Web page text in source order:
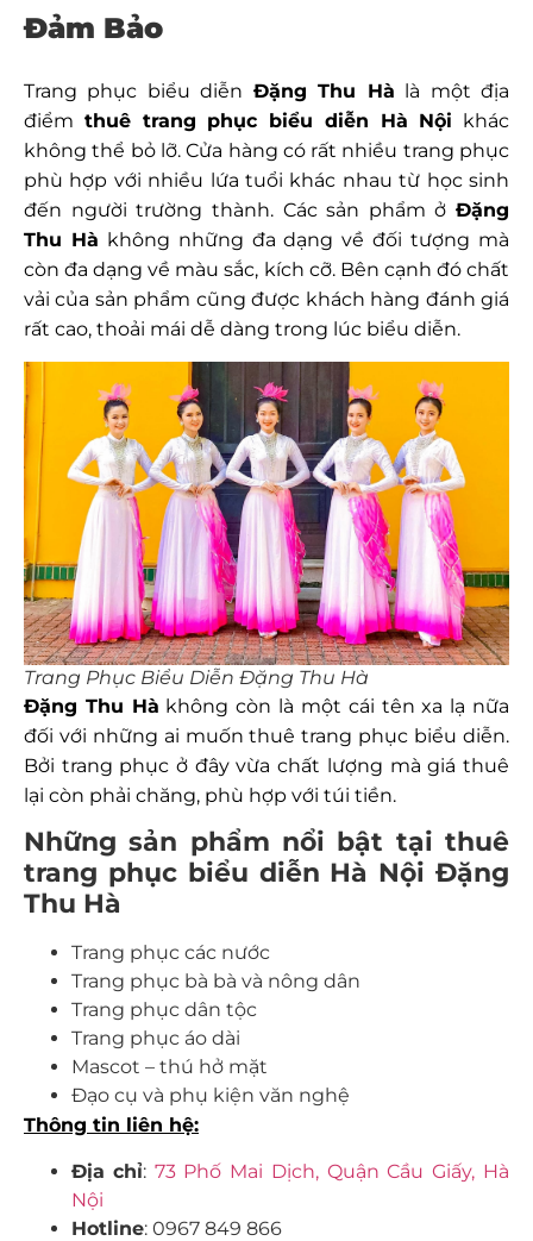
Đảm Bảo
Trang phục biểu diễn Đặng Thu Hà là một địa
điểm thuê trang phục biểu diễn Hà Nội khác
không thể bỏ lỡ. Cửa hàng có rất nhiều trang phục
phù hợp với nhiều lứa tuổi khác nhau từ học sinh
đến người trường thành. Các sản phẩm ở Đặng
Thu Hà không những đa dạng về đối tượng mà
còn đa dạng về màu sắc, kích cỡ. Bên cạnh đó chất
vải của sản phẩm cũng được khách hàng đánh giá
rất cao, thoải mái dễ dàng trong lúc biểu diễn.
Trang Phục Biểu Diễn Đặng Thu Hà
Đặng Thu Hà không còn là một cái tên xa lạ nữa
đối với những ai muốn thuê trang phục biểu diễn.
Bởi trang phục ở đây vừa chất lượng mà giá thuê
lại còn phải chăng, phù hợp với túi tiền.
Những sản phẩm nổi bật tại thuê
trang phục biểu diễn Hà Nội Đặng
Thu Hà
Trang phục các nước
Trang phục bà bà và nông dân
Trang phục dân tộc
Trang phục áo dài
Mascot – thú hở mặt
Đạo cụ và phụ kiện văn nghệ
Thông tin liên hệ:
Địa chỉ: 73 Phố Mai Dịch, Quận Cầu Giấy, Hà
Nội
Hotline: 0967 849 866